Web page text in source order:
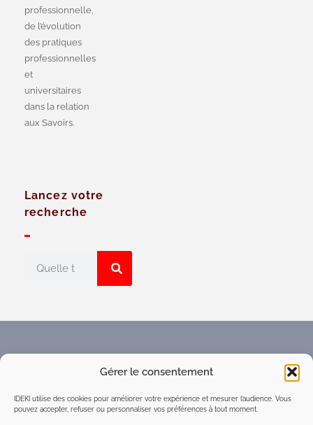
Gérer le consentement
IDEKI utilise des cookies pour améliorer votre expérience et mesurer l’audience. Vous
pouvez accepter, refuser ou personnaliser vos préférences à tout moment.
professionnelle,
de l’évolution
des pratiques
professionnelles
et
universitaires
dans la relation
aux Savoirs.
Lancez votre
recherche
numérique d'intelligence
collective du réseau IDEKI